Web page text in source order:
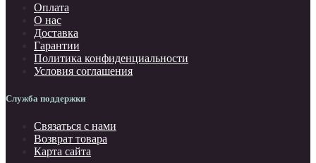
Оплата
О нас
Доставка
Гарантии
Политика конфиденциальности
Условия соглашения
Служба поддержки
Связаться с нами
Возврат товара
Карта сайта